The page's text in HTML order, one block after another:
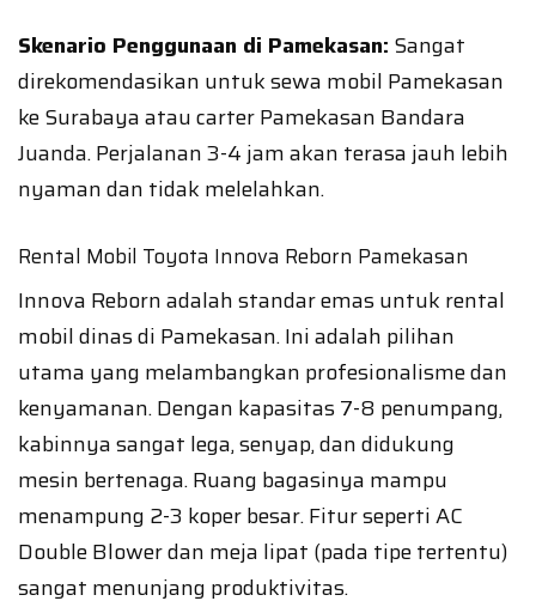
Skenario Penggunaan di Pamekasan: Sangat
direkomendasikan untuk sewa mobil Pamekasan
ke Surabaya atau carter Pamekasan Bandara
Juanda. Perjalanan 3-4 jam akan terasa jauh lebih
nyaman dan tidak melelahkan.
Rental Mobil Toyota Innova Reborn Pamekasan
Innova Reborn adalah standar emas untuk rental
mobil dinas di Pamekasan. Ini adalah pilihan
utama yang melambangkan profesionalisme dan
kenyamanan. Dengan kapasitas 7-8 penumpang,
kabinnya sangat lega, senyap, dan didukung
mesin bertenaga. Ruang bagasinya mampu
menampung 2-3 koper besar. Fitur seperti AC
Double Blower dan meja lipat (pada tipe tertentu)
sangat menunjang produktivitas.